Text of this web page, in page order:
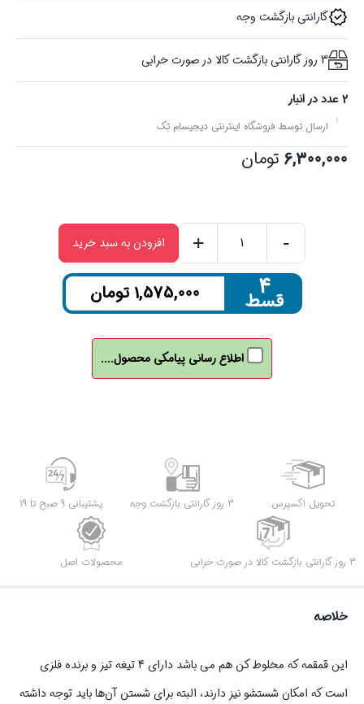
گارانتی بازگشت وجه
3 روز گارانتی بازگشت کالا در صورت خرابی
2 عدد در انبار
ارسال توسط فروشگاه اینترنتی دیجیسام تِک
6,300,000 تومان
و
مخلوط‌کن
0.3
لیتر
با
موتور
18000
دور
استیل
ضدزنگ
-
+ افزودن به سبد خرید
۴
قسط 1,575,000 تومان
اطلاع رسانی پیامکی محصول....
تحویل اکسپرس 3 روز گارانتی بازگشت وجه پشتیبانی 9 صبح تا 19
3 روز گارانتی بازگشت کالا در صورت خرابی محصولات اصل
خلاصه
این قمقمه که مخلوط کن هم می باشد دارای 4 تیغه تیز و برنده فلزی
است که امکان شستشو نیز دارند، البته برای شستن آن‌ها باید توجه داشته